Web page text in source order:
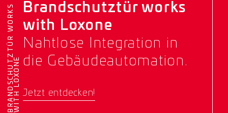
B
R
A
N
D
S
C
H
U
T
Z
T
Ü
R
W
O
R
K
S
W
I
T
H
L
O
X
O
NE
Brandschutztür works
with Loxone
Nahtlose Integration in
die Gebäudeautomation.
Jetzt entdecken!